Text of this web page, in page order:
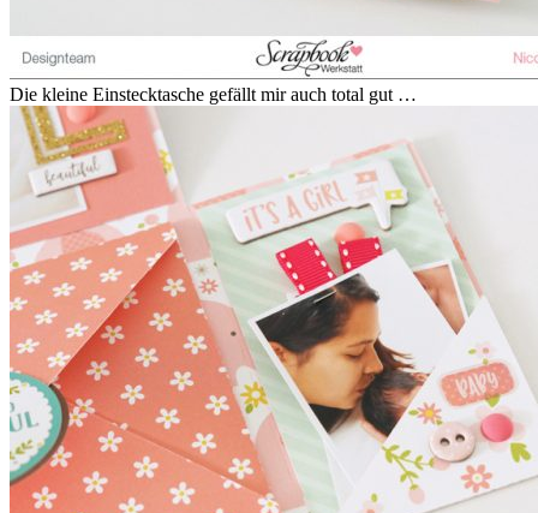
Die kleine Einstecktasche gefällt mir auch total gut …